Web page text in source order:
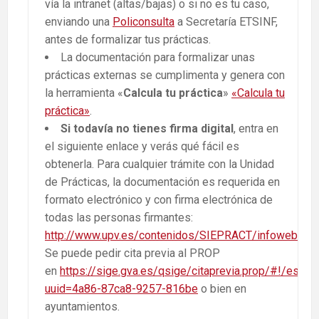
vía la intranet (altas/bajas) o si no es tu caso,
enviando una Policonsulta a Secretaría ETSINF,
antes de formalizar tus prácticas.
La documentación para formalizar unas
prácticas externas se cumplimenta y genera con
la herramienta «Calcula tu práctica» «Calcula tu
práctica».
Si todavía no tienes firma digital, entra en
el siguiente enlace y verás qué fácil es
obtenerla. Para cualquier trámite con la Unidad
de Prácticas, la documentación es requerida en
formato electrónico y con firma electrónica de
todas las personas firmantes:
http://www.upv.es/contenidos/SIEPRACT/infoweb/
Se puede pedir cita previa al PROP
en https://sige.gva.es/qsige/citaprevia.prop/#!/es/
uuid=4a86-87ca8-9257-816be o bien en
ayuntamientos.